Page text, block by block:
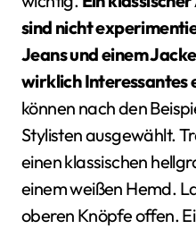
sind nicht
Jeans und einem
wirklich Interessantes
können nach den
Stylisten ausgewählt.
einen klassischen
einem weißen Hemd.
oberen Knöpfe offen.